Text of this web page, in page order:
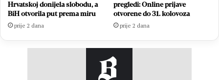
Hrvatskoj donijela slobodu, a
BiH otvorila put prema miru
prije 2 dana
pregledi: Online prijave
otvorene do 31. kolovoza
prije 2 dana